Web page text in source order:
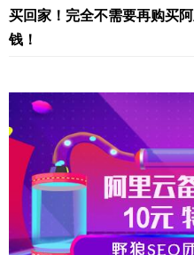
买回家！完全不需要再购买
钱！